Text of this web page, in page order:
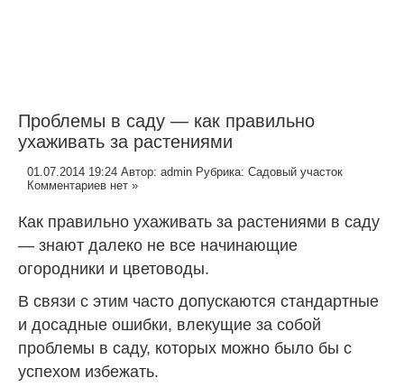
Проблемы в саду — как правильно
ухаживать за растениями
01.07.2014 19:24 Автор: admin Рубрика: Садовый участок
Комментариев нет »
Как правильно ухаживать за растениями в саду
— знают далеко не все начинающие
огородники и цветоводы.
В связи с этим часто допускаются стандартные
и досадные ошибки, влекущие за собой
проблемы в саду, которых можно было бы с
успехом избежать.